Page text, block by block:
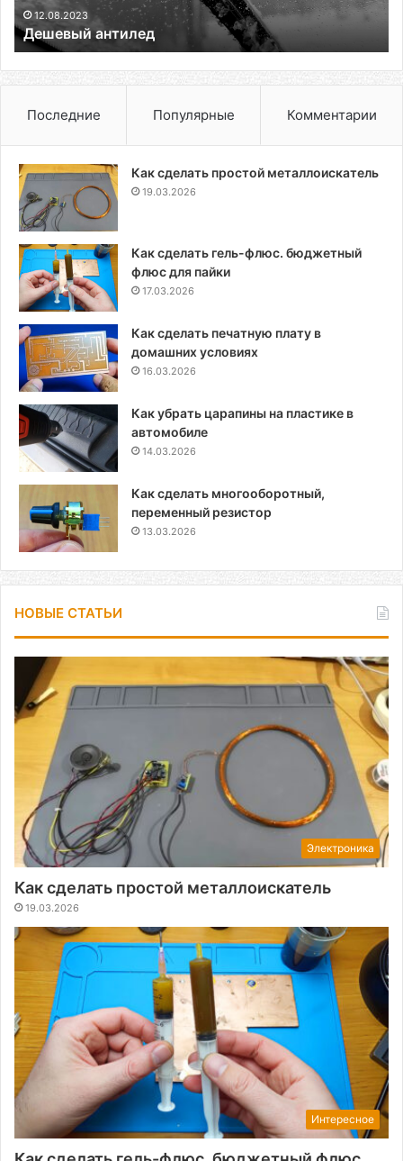
12.08.2023
Дешевый антилед
Последние Популярные Комментарии
Как сделать простой металлоискатель
19.03.2026
Как сделать гель-флюс. бюджетный
флюс для пайки
17.03.2026
Как сделать печатную плату в
домашних условиях
16.03.2026
Как убрать царапины на пластике в
автомобиле
14.03.2026
Как сделать многооборотный,
переменный резистор
13.03.2026
НОВЫЕ СТАТЬИ
Электроника
Как сделать простой металлоискатель
19.03.2026
Интересное